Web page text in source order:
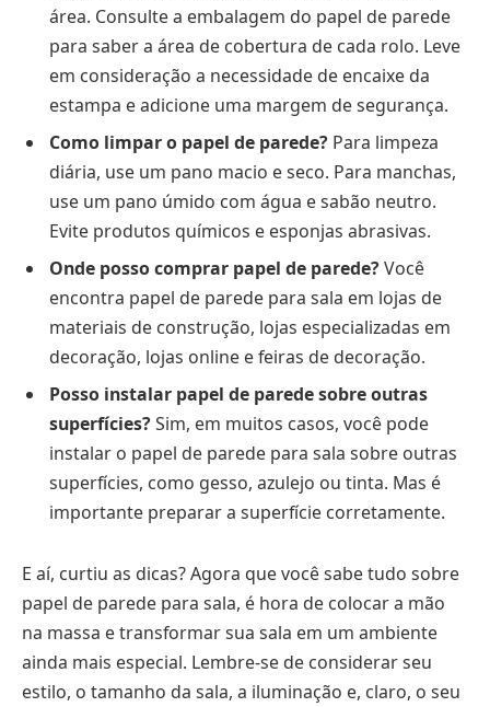
área. Consulte a embalagem do papel de parede
para saber a área de cobertura de cada rolo. Leve
em consideração a necessidade de encaixe da
estampa e adicione uma margem de segurança.
Como limpar o papel de parede? Para limpeza
diária, use um pano macio e seco. Para manchas,
use um pano úmido com água e sabão neutro.
Evite produtos químicos e esponjas abrasivas.
Onde posso comprar papel de parede?Você
encontra papel de parede para sala em lojas de
materiais de construção, lojas especializadas em
decoração, lojas online e feiras de decoração.
Posso instalar papel de parede sobre outras
superfícies?Sim, em muitos casos, você pode
instalar o papel de parede para sala sobre outras
superfícies, como gesso, azulejo ou tinta. Mas é
importante preparar a superfície corretamente.
E aí, curtiu as dicas? Agora que você sabe tudo sobre
papel de parede para sala, é hora de colocar a mão
na massa e transformar sua sala em um ambiente
ainda mais especial. Lembre-se de considerar seu
estilo, o tamanho da sala, a iluminação e, claro, o seu